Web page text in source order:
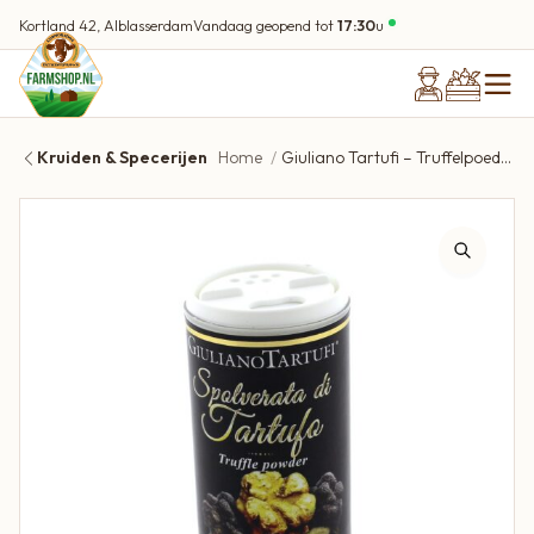
Kortland 42, AlblasserdamVandaag geopend tot17:30u
Kruiden & Specerijen Home Giuliano Tartufi – Truffelpoeder 30 g